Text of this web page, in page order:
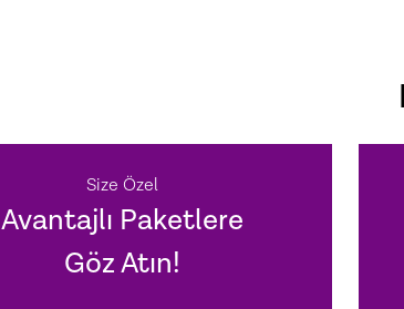
Size Özel
Avantajlı Paketlere
Göz Atın!